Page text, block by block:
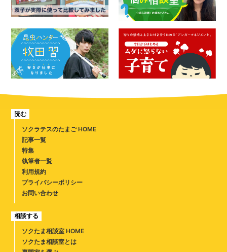
読む
ソクラテスのたまご HOME
記事一覧
特集
執筆者一覧
利用規約
プライバシーポリシー
お問い合わせ
相談する
ソクたま相談室 HOME
ソクたま相談室とは